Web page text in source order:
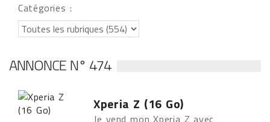
Catégories :
ANNONCE N° 474
Xperia Z (16 Go)
Je vend mon Xperia Z avec